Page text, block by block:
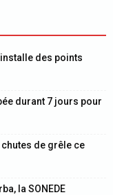
des points
durant 7 jours pour
de grêle ce
la SONEDE